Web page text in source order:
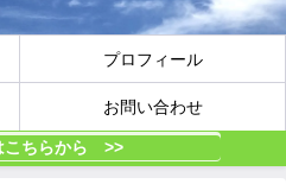
プロフィール
お問い合わせ
こちらから >>